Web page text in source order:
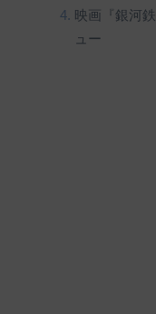
映画『銀河
ュー